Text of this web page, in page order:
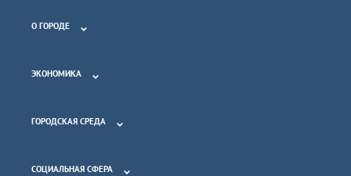
О ГОРОДЕ
ЭКОНОМИКА
ГОРОДСКАЯ СРЕДА
СОЦИАЛЬНАЯ СФЕРА